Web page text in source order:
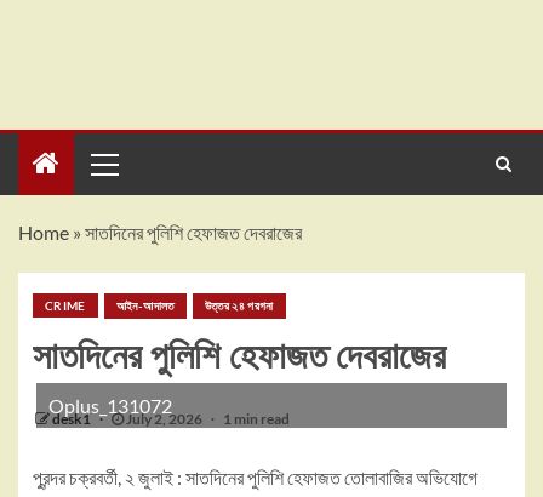
Home » সাতদিনের পুলিশি হেফাজত দেবরাজের
CRIME আইন-আদালত উত্তর ২৪ পরগনা
সাতদিনের পুলিশি হেফাজত দেবরাজের
desk1 July 2, 2026 1 min read
Oplus_131072
পুরন্দর চক্রবর্তী, ২ জুলাই : সাতদিনের পুলিশি হেফাজত তোলাবাজির অভিযোগে